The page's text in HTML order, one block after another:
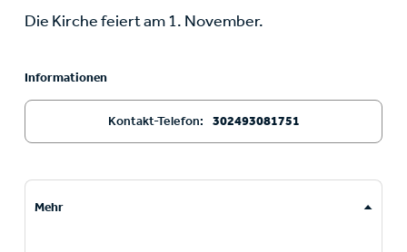
Die Kirche feiert am 1. November.
Informationen
Kontakt-Telefon: 302493081751
Mehr